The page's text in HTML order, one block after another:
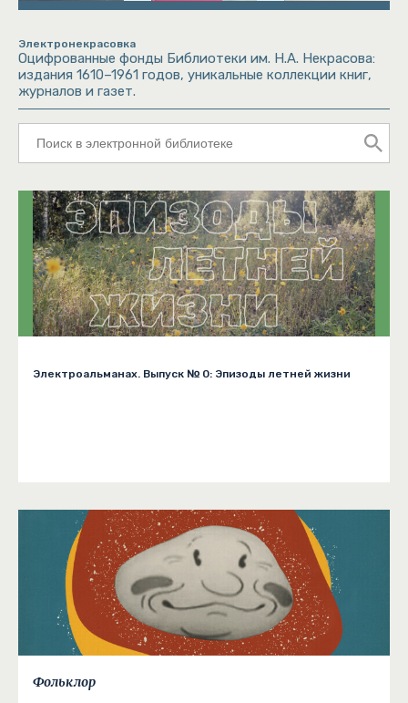
Электронекрасовка
Оцифрованные фонды Библиотеки им. Н.А. Некрасова:
издания 1610–1961 годов, уникальные коллекции книг,
журналов и газет.
Электроальманах. Выпуск № 0: Эпизоды летней жизни
Фольклор